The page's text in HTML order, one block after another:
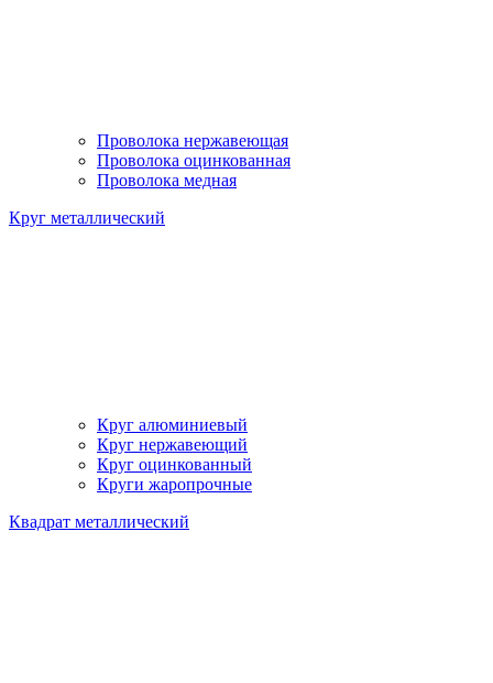
Проволока нержавеющая
Проволока оцинкованная
Проволока медная
Круг металлический
Круг алюминиевый
Круг нержавеющий
Круг оцинкованный
Круги жаропрочные
Квадрат металлический